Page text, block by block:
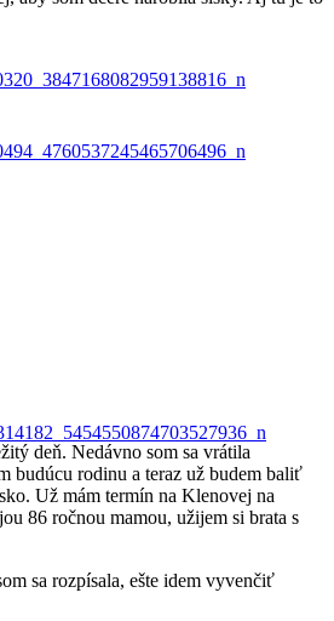
deň. Nedávno som sa vrátila
budúcu rodinu a teraz už budem baliť
Už mám termín na Klenovej na
86 ročnou mamou, užijem si brata s
sa rozpísala, ešte idem vyvenčiť